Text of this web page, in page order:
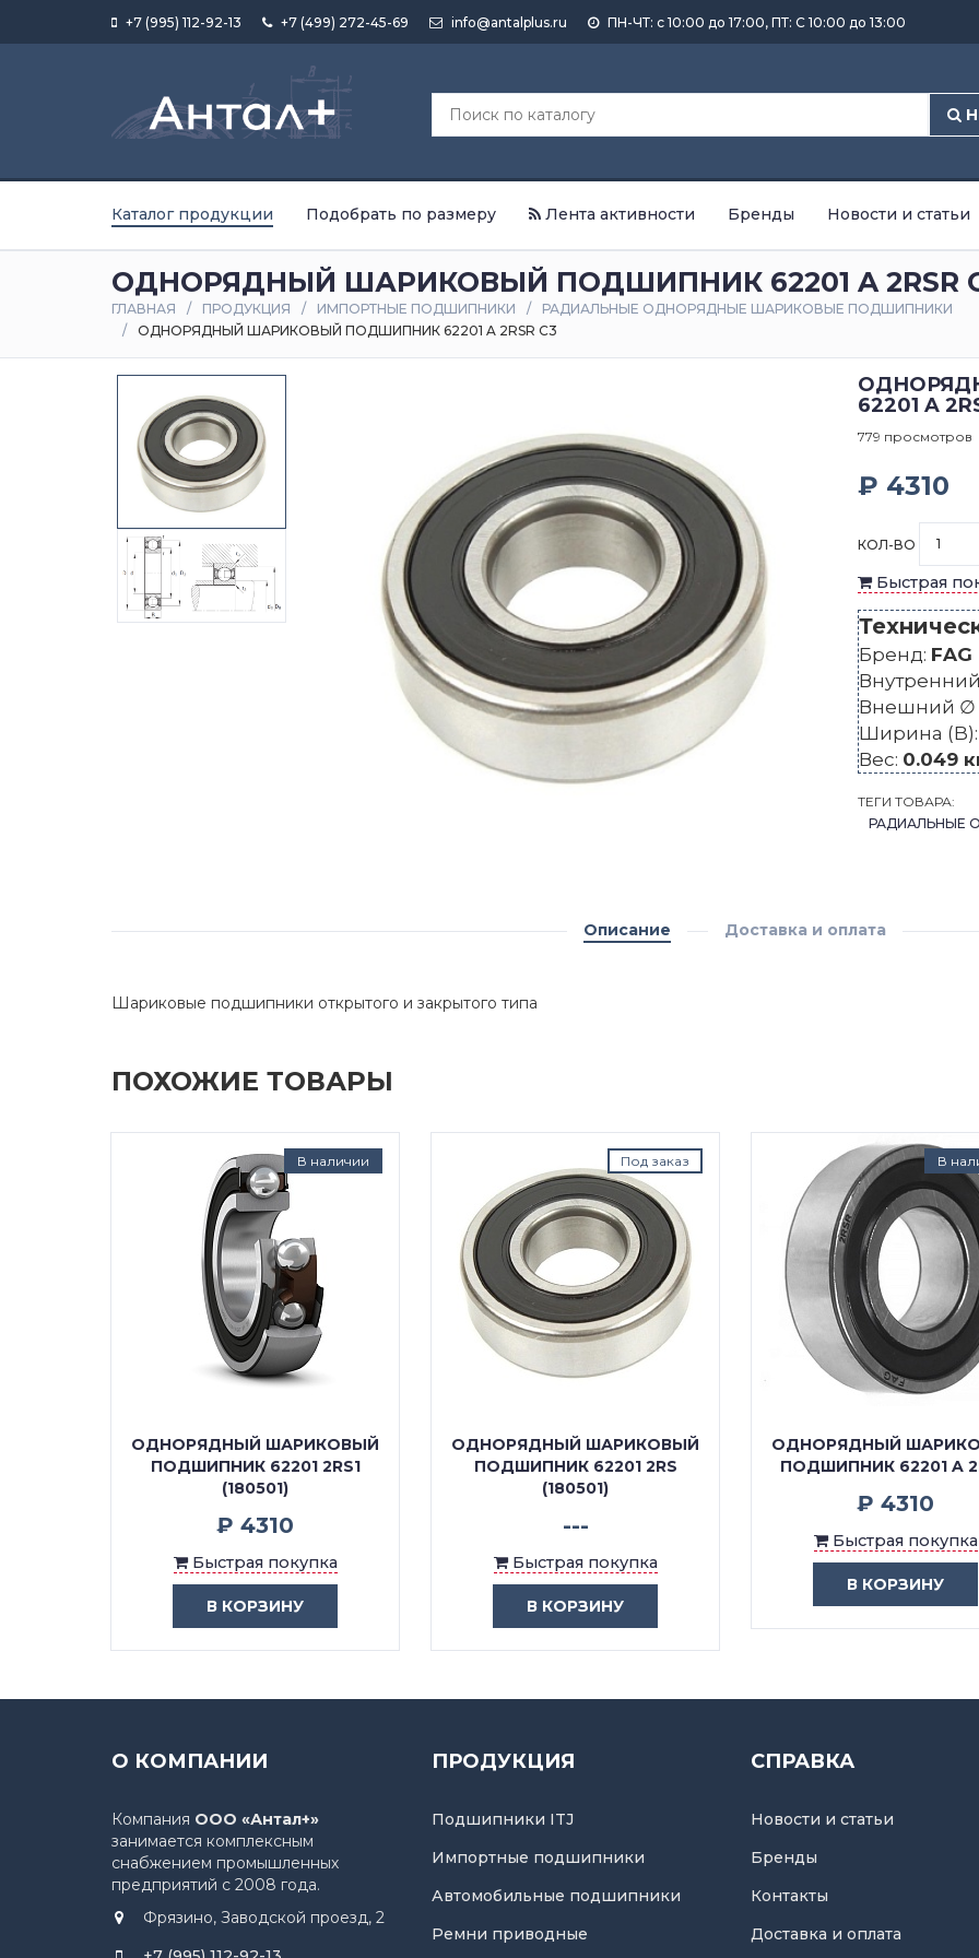
+7 (995) 112-92-13 +7 (499) 272-45-69 info@antalplus.ru ПН-ЧТ: с 10:00 до 17:00, ПТ: С 10:00 до 13:00
Каталог продукции Подобрать по размеру Лента активности Бренды Новости и статьи
ОДНОРЯДНЫЙ ШАРИКОВЫЙ ПОДШИПНИК 62201 A 2RSR
ГЛАВНАЯ ПРОДУКЦИЯ ИМПОРТНЫЕ ПОДШИПНИКИ
РАДИАЛЬНЫЕ ОДНОРЯДНЫЕ ШАРИКОВЫЕ ПОДШИПНИКИ
ОДНОРЯДНЫЙ ШАРИКОВЫЙ ПОДШИПНИК 62201 A 2RSR C3
62201 A
779 просмотров
₽ 4310
КОЛ-ВО
Быстрая
Бренд: FAG
Внешний ∅
Ширина (B):
Вес: 0.049
ТЕГИ ТОВАРА:
РАДИАЛЬНЫЕ
Описание Доставка и оплата
Шариковые подшипники открытого и закрытого типа
ПОХОЖИЕ ТОВАРЫ
В наличии
ОДНОРЯДНЫЙ ШАРИКОВЫЙ
ПОДШИПНИК 62201 2RS1
(180501)
₽ 4310
Быстрая покупка
В КОРЗИНУ
Под заказ
ОДНОРЯДНЫЙ ШАРИКОВЫЙ
ПОДШИПНИК 62201 2RS
(180501)
---
Быстрая покупка
В КОРЗИНУ
В
ОДНОРЯДНЫЙ
ПОДШИПНИК 62201 A
₽ 4310
Быстрая покупка
В КОРЗИНУ
О КОМПАНИИ
Компания ООО «Антал+»
занимается комплексным
снабжением промышленных
предприятий с 2008 года.
Фрязино, Заводской проезд, 2
ПРОДУКЦИЯ
Подшипники ITJ
Импортные подшипники
Автомобильные подшипники
Ремни приводные
СПРАВКА
Новости и статьи
Бренды
Контакты
Доставка и оплата